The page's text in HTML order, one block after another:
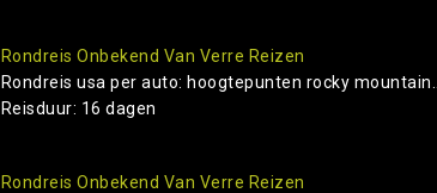
Rondreis Onbekend Van Verre Reizen
Rondreis usa per auto: hoogtepunten rocky mountain...
Reisduur: 16 dagen
Rondreis Onbekend Van Verre Reizen